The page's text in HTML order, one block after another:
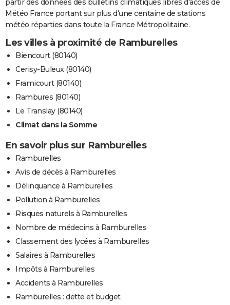
partir des données des bulletins climatiques libres d'accès de
Météo France portant sur plus d'une centaine de stations
météo réparties dans toute la France Métropolitaine.
Les villes à proximité de Ramburelles
Biencourt (80140)
Cerisy-Buleux (80140)
Framicourt (80140)
Rambures (80140)
Le Translay (80140)
Climat dans la Somme
En savoir plus sur Ramburelles
Ramburelles
Avis de décès à Ramburelles
Délinquance à Ramburelles
Pollution à Ramburelles
Risques naturels à Ramburelles
Nombre de médecins à Ramburelles
Classement des lycées à Ramburelles
Salaires à Ramburelles
Impôts à Ramburelles
Accidents à Ramburelles
Ramburelles : dette et budget